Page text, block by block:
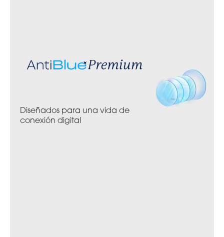
Diseñados para una vida de
conexión digital